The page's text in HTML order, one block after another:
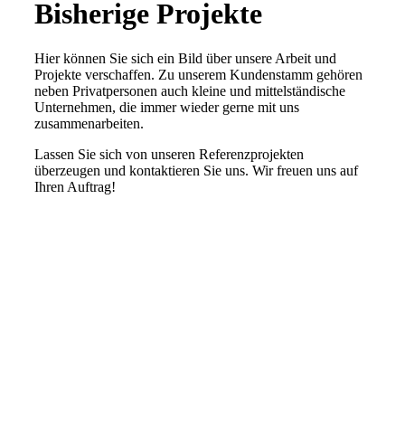
Bisherige Projekte
Hier können Sie sich ein Bild über unsere Arbeit und
Projekte verschaffen. Zu unserem Kundenstamm gehören
neben Privatpersonen auch kleine und mittelständische
Unternehmen, die immer wieder gerne mit uns
zusammenarbeiten.
Lassen Sie sich von unseren Referenzprojekten
überzeugen und kontaktieren Sie uns. Wir freuen uns auf
Ihren Auftrag!